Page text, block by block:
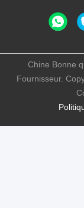
Chine Bonne
Fournisseur.